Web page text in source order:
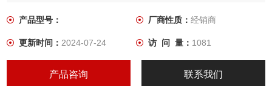
产品型号： 厂商性质： 经销商
更新时间：2024-07-24 访 问 量： 1081
产品咨询 联系我们